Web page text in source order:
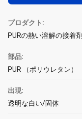
プロダクト:
PURの熱い溶解の接着剤
部品:
PUR （ポリウレタン）
出現:
透明な白い/固体